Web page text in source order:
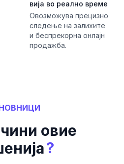
вија во реално време
Овозможува прецизно
следење на залихите
и беспрекорна онлајн
продажба.
овие
?